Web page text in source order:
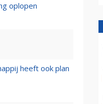
oplopen
heeft ook plan